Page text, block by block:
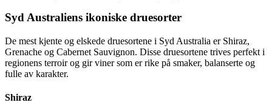
Syd Australiens ikoniske druesorter
De mest kjente og elskede druesortene i Syd Australia er Shiraz,
Grenache og Cabernet Sauvignon. Disse druesortene trives perfekt i
regionens terroir og gir viner som er rike på smaker, balanserte og
fulle av karakter.
Shiraz